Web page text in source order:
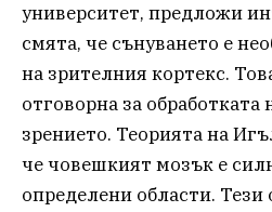
университет, предложи
смята, че сънуването е
на зрителния кортекс.
отговорна за обработката
зрението. Теорията на
че човешкият мозък е
определени области. Тези